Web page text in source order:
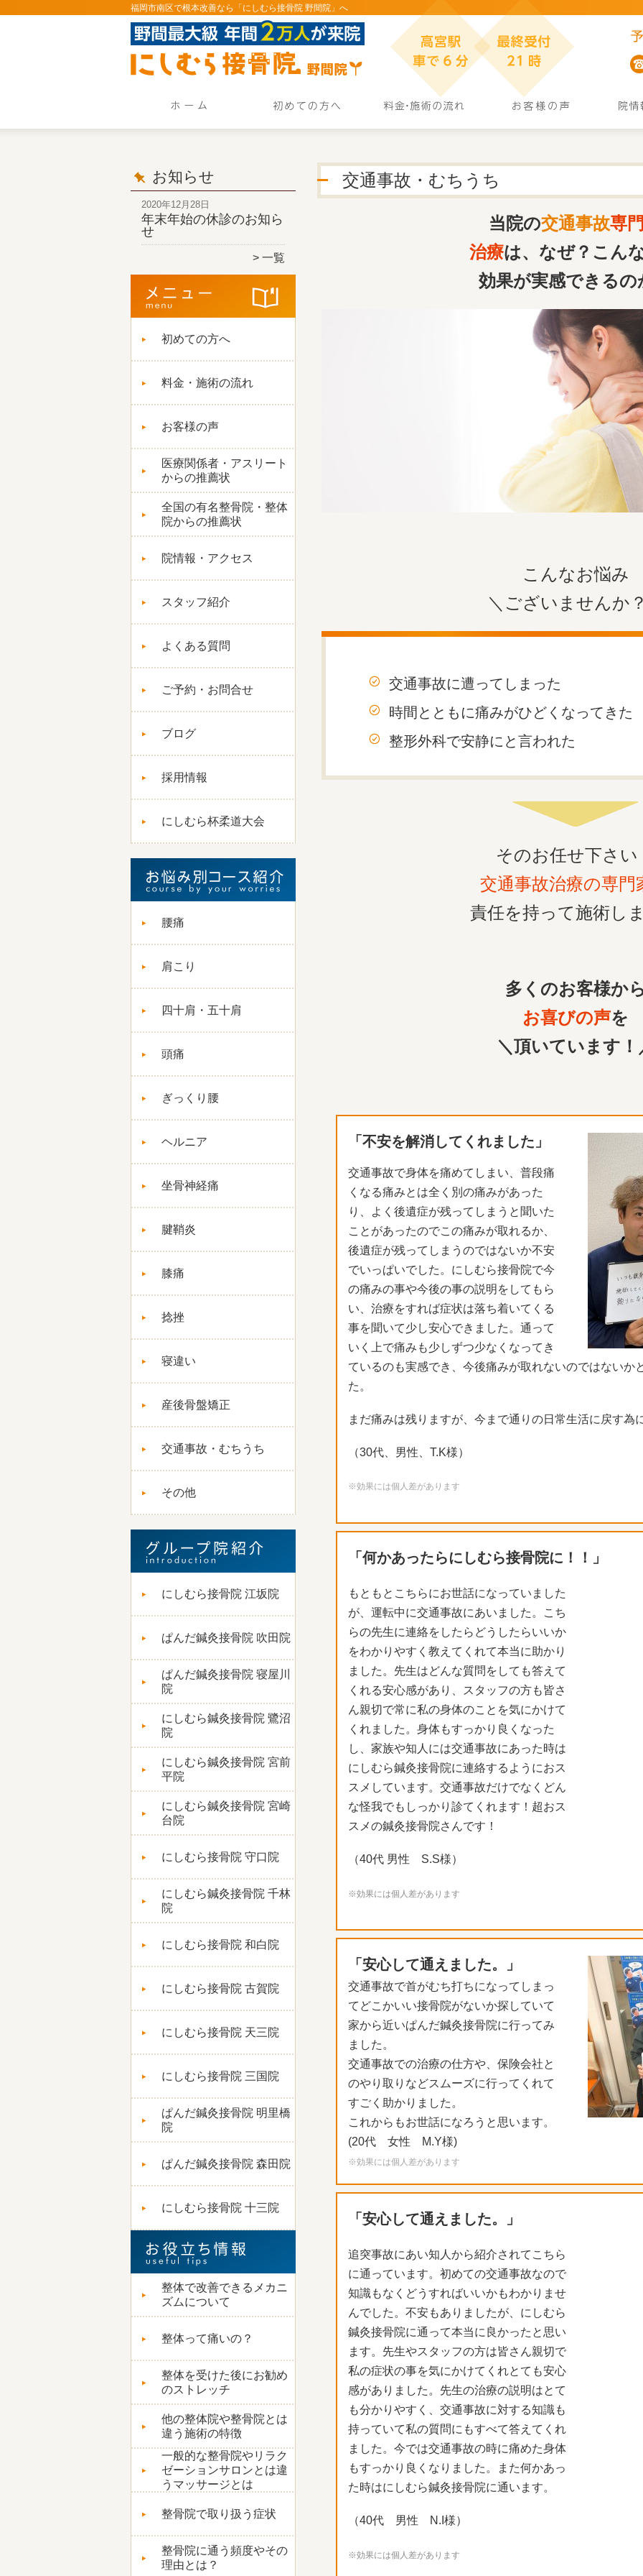
福岡市南区で根本改善なら「にしむら接骨院 野間院」へ
お知らせ
2020年12月28日
年末年始の休診のお知ら
せ
一覧
初めての方へ
料金・施術の流れ
お客様の声
医療関係者・アスリート
からの推薦状
全国の有名整骨院・整体
院からの推薦状
院情報・アクセス
スタッフ紹介
よくある質問
ご予約・お問合せ
ブログ
採用情報
にしむら杯柔道大会
腰痛
肩こり
四十肩・五十肩
頭痛
ぎっくり腰
ヘルニア
坐骨神経痛
腱鞘炎
膝痛
捻挫
寝違い
産後骨盤矯正
交通事故・むちうち
その他
にしむら接骨院 江坂院
ぱんだ鍼灸接骨院 吹田院
ぱんだ鍼灸接骨院 寝屋川
院
にしむら鍼灸接骨院 鷺沼
院
にしむら鍼灸接骨院 宮前
平院
にしむら鍼灸接骨院 宮崎
台院
にしむら接骨院 守口院
にしむら鍼灸接骨院 千林
院
にしむら接骨院 和白院
にしむら接骨院 古賀院
にしむら接骨院 天三院
にしむら接骨院 三国院
ぱんだ鍼灸接骨院 明里橋
院
ぱんだ鍼灸接骨院 森田院
にしむら接骨院 十三院
整体で改善できるメカニ
ズムについて
整体って痛いの？
整体を受けた後にお勧め
のストレッチ
他の整体院や整骨院とは
違う施術の特徴
一般的な整骨院やリラク
ゼーションサロンとは違
うマッサージとは
整骨院で取り扱う症状
整骨院に通う頻度やその
理由とは？
交通事故・むちうち
当院の交通事故専
治療は、 なぜ？こん
効果が実感できるの
こんなお悩み
＼ございませんか
交通事故に遭ってしまった
時間とともに痛みがひどくなってきた
整形外科で安静にと言われた
そのお任せ下さい
交通事故治療の専門
責任を持って施術し
多くのお客様か
お喜びの声を
＼頂いています！
「不安を解消してくれました」
交通事故で身体を痛めてしまい、 普段痛
くなる痛みとは全く別の痛みがあった
り、
よく後遺症が残ってしまうと聞いた
ことがあったのでこの痛みが取れるか、
後遺症が残ってしまうのではないか不安
でいっぱいでした。 にしむら接骨院で今
の痛みの事や今後の事の説明をしてもら
い、 治療をすれば症状は落ち着いてくる
事を聞いて少し安心できました 。 通って
いく上で痛みも少しずつ少なくなってき
ているのも実感でき
今後痛みが取れないのではないか
た。
まだ痛みは残りますが、 今まで通りの日常生活に戻す為
（30代、男性、T.K様）
※効果には個人差があります
「何かあったらにしむら接骨院に！！」
もともとこちらにお世話になっていました
が、運転中に交通事故にあいました。こち
らの先生に連絡をしたらどうしたらいいか
をわかりやすく教えてくれて本当に助かり
ました。先生はどんな質問をしても答えて
くれる安心感があり、スタッフの方も皆さ
ん親切で常に私の身体のことを気にかけて
くれました。身体もすっかり良くなった
し、家族や知人には交通事故にあった時は
にしむら鍼灸接骨院に連絡するようにおス
スメしています。交通事故だけでなくどん
な怪我でもしっかり診てくれます！超おス
スメの鍼灸接骨院さんです！
（40代 男性 S.S様）
※効果には個人差があります
「安心して通えました。」
交通事故で首がむち打ちになってしまっ
てどこかいい接骨院がないか探していて
家から近いぱんだ鍼灸接骨院に行ってみ
ました。
交通事故での治療の仕方や、 保険会社と
のやり取りなどスムーズに行ってくれて
すごく助かりま した。
これからもお世話になろうと思います。
(20代 女性 M.Y様)
※効果には個人差があります
「安心して通えました。」
追突事故にあい知人から紹介されてこちら
に通っています。初めての交通事故なので
知識もなくどうすればいいかもわかりませ
んでした。不安もありましたが、にしむら
鍼灸接骨院に通って本当に良かったと思い
ます。先生やスタッフの方は皆さん親切で
私の症状の事を気にかけてくれとても安心
感がありました。先生の治療の説明はとて
も分かりやすく、交通事故に対する知識も
持っていて私の質問にもすべて答えてくれ
ました。今では交通事故の時に痛めた身体
もすっかり良くなりました。また何かあっ
た時はにしむら鍼灸接骨院に通います。
（40代 男性 N.I様）
※効果には個人差があります